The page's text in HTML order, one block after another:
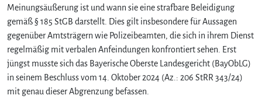
Meinungsäußerung ist und wann sie eine strafbare Beleidigung
gemäß § 185 StGB darstellt. Dies gilt insbesondere für Aussagen
gegenüber Amtsträgern wie Polizeibeamten, die sich in ihrem Dienst
regelmäßig mit verbalen Anfeindungen konfrontiert sehen. Erst
jüngst musste sich das Bayerische Oberste Landesgericht (BayObLG)
in seinem Beschluss vom 14. Oktober 2024 (Az.: 206 StRR 343/24)
mit genau dieser Abgrenzung befassen.